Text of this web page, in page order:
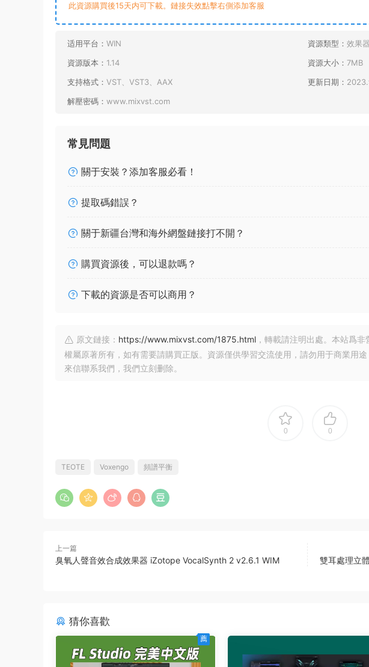
此資源購買後15天内可下載。鏈接失效點擊右側添加客服
适用平台： WIN 資源類型： 效果器
資源版本： 1.14 資源大小： 7MB
支持格式： VST、VST3、AAX 更新日期：
解壓密碼： www.mixvst.com
常見問題
關于安裝？添加客服必看！
提取碼錯誤？
關于新疆台灣和海外網盤鏈接打不開？
購買資源後，可以退款嗎？
下載的資源是否可以商用？
原文鏈接： https://www.mixvst.com/1875.html ，轉載請注明出處。本站爲
權屬原著所有，如有需要請購買正版。資源僅供學習交流使用，請勿用于商業用
來信聯系我們，我們立刻删除。
0 0
TEOTE Voxengo 頻譜平衡
上一篇
臭氧人聲音效合成效果器 iZotope VocalSynth 2 v2.6.1 WIM
雙耳處理立
猜你喜歡
薦